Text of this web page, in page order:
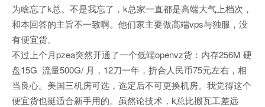
为啥忘了k总。不是我忘了，k总家一直都是高端大气上档次，
和本回答的主旨不一致啊。他们家主要做高端vps与独服，没
有便宜货。
不过上个月pzea突然开通了一个低端openvz货：内存256M 硬
盘15G 流量500G/ 月，12刀一年，折合人民币75元左右，相
当良心。美国三机房可选，选定后不可更换机房。我觉得这个
便宜货也挺适合新手用的。虽然论技术，k总比搬瓦工差远